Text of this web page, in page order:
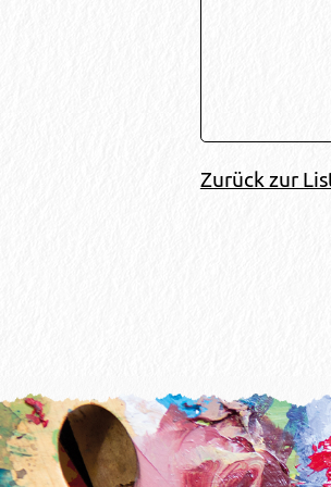
Zurück zur